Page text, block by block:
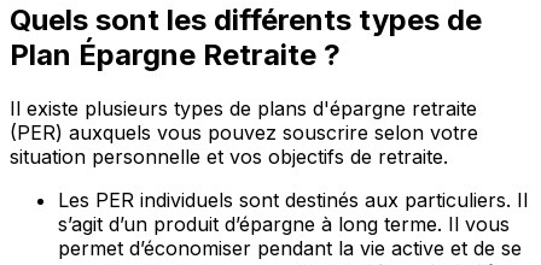
Quels sont les différents types de
Plan Épargne Retraite ?
Il existe plusieurs types de plans d'épargne retraite
(PER) auxquels vous pouvez souscrire selon votre
situation personnelle et vos objectifs de retraite.
Les PER individuels sont destinés aux particuliers. Il
s’agit d’un produit d’épargne à long terme. Il vous
permet d’économiser pendant la vie active et de se